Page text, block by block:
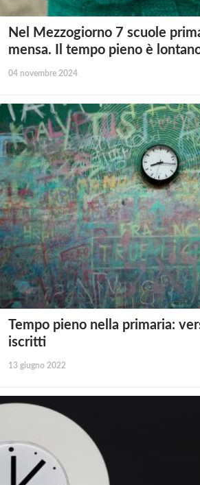
Nel Mezzogiorno 7 scuole
mensa. Il tempo pieno è
04 novembre 2024
Tempo pieno nella primaria:
iscritti
13 giugno 2022